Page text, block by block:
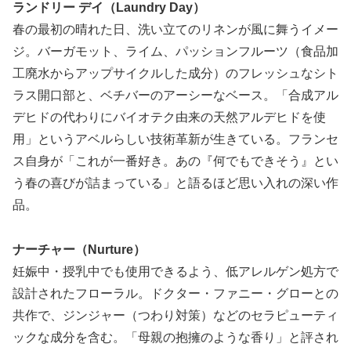
ランドリー デイ（Laundry Day）
春の最初の晴れた日、洗い立てのリネンが風に舞うイメー
ジ。バーガモット、ライム、パッションフルーツ（食品加
工廃水からアップサイクルした成分）のフレッシュなシト
ラス開口部と、ベチバーのアーシーなベース。「合成アル
デヒドの代わりにバイオテク由来の天然アルデヒドを使
用」というアベルらしい技術革新が生きている。フランセ
ス自身が「これが一番好き。あの『何でもできそう』とい
う春の喜びが詰まっている」と語るほど思い入れの深い作
品。
ナーチャー（Nurture）
妊娠中・授乳中でも使用できるよう、低アレルゲン処方で
設計されたフローラル。ドクター・ファニー・グローとの
共作で、ジンジャー（つわり対策）などのセラピューティ
ックな成分を含む。「母親の抱擁のような香り」と評され